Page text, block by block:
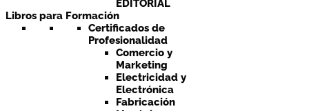
EDITORIAL
Libros para Formación
Certificados de
Profesionalidad
Comercio y
Marketing
Electricidad y
Electrónica
Fabricación